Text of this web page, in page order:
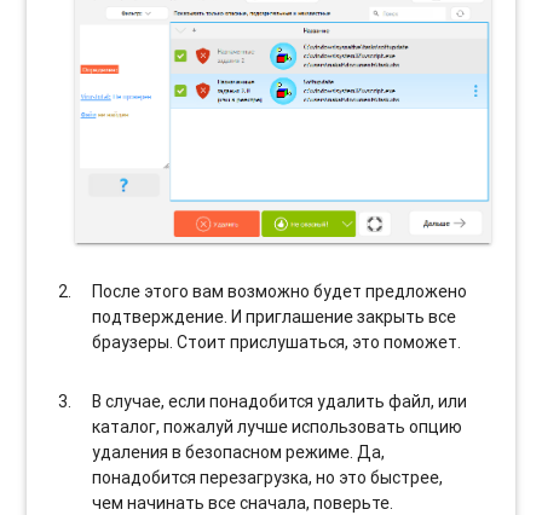
После этого вам возможно будет предложено
подтверждение. И приглашение закрыть все
браузеры. Стоит прислушаться, это поможет.
В случае, если понадобится удалить файл, или
каталог, пожалуй лучше использовать опцию
удаления в безопасном режиме. Да,
понадобится перезагрузка, но это быстрее,
чем начинать все сначала, поверьте.